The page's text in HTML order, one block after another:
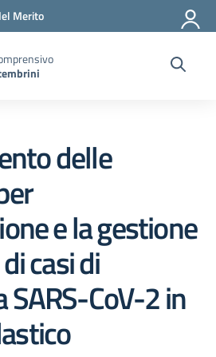
Merito
delle
e la gestione
casi di
CoV-2 in